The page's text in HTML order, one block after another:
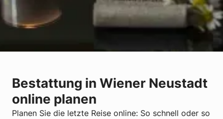
Bestattung in Wiener Neustadt
online planen
Planen Sie die letzte Reise online: So schnell oder so